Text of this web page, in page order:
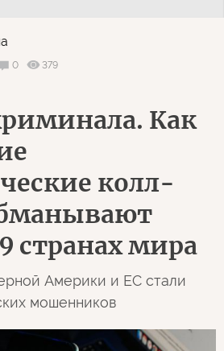
0
379
Как
колл-
странах мира
Америки и ЕС стали
мошенников